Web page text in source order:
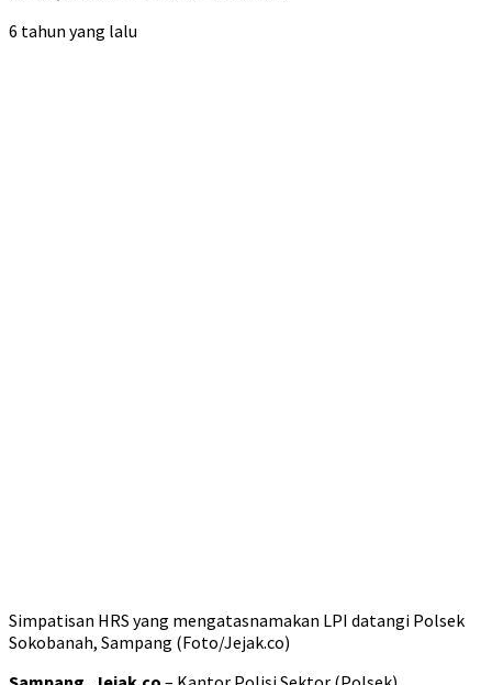
6 tahun yang lalu
Simpatisan HRS yang mengatasnamakan LPI datangi Polsek
Sokobanah, Sampang (Foto/Jejak.co)